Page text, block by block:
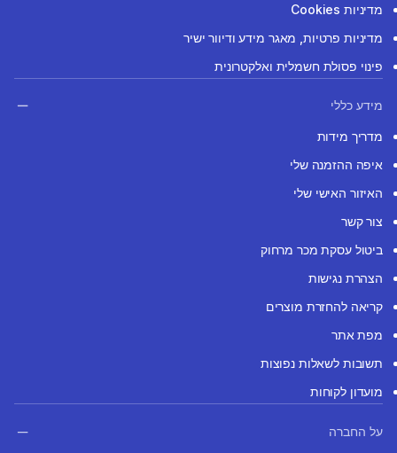
מדיניות Cookies
מדיניות פרטיות, מאגר מידע ודיוור ישיר
פינוי פסולת חשמלית ואלקטרונית
מידע כללי
מדריך מידות
איפה ההזמנה שלי
האיזור האישי שלי
צור קשר
ביטול עסקת מכר מרחוק
הצהרת נגישות
קריאה להחזרת מוצרים
מפת אתר
תשובות לשאלות נפוצות
מועדון לקוחות
על החברה